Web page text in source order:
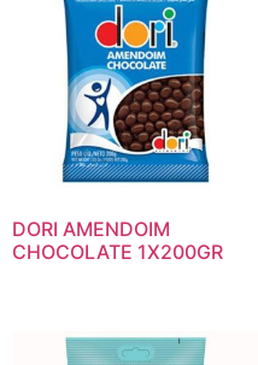
DORI AMENDOIM
CHOCOLATE 1X200GR